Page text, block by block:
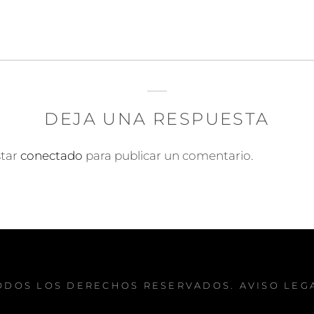
DEJA UNA RESPUESTA
conectado para publicar un comentario.
LOS DERECHOS RESERVADOS. AVISO